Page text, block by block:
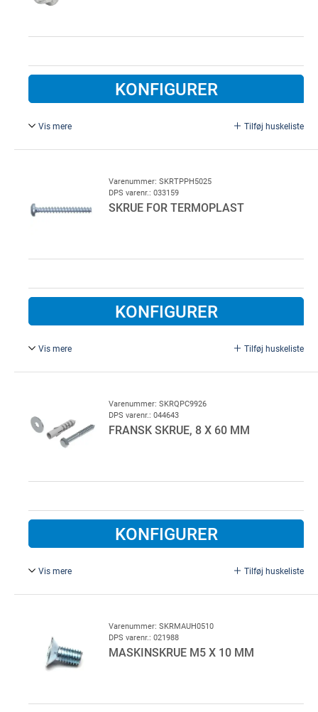
KONFIGURER
Vis mere Tilføj huskeliste
Varenummer: SKRTPPH5025
DPS varenr.: 033159
SKRUE FOR TERMOPLAST
KONFIGURER
Vis mere Tilføj huskeliste
Varenummer: SKRQPC9926
DPS varenr.: 044643
FRANSK SKRUE, 8 X 60 MM
KONFIGURER
Vis mere Tilføj huskeliste
Varenummer: SKRMAUH0510
DPS varenr.: 021988
MASKINSKRUE M5 X 10 MM